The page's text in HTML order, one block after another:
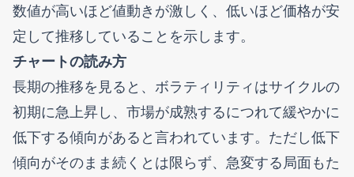
数値が高いほど値動きが激しく、低いほど価格が安
定して推移していることを示します。
チャートの読み方
長期の推移を見ると、ボラティリティはサイクルの
初期に急上昇し、市場が成熟するにつれて緩やかに
低下する傾向があると言われています。ただし低下
傾向がそのまま続くとは限らず、急変する局面もた